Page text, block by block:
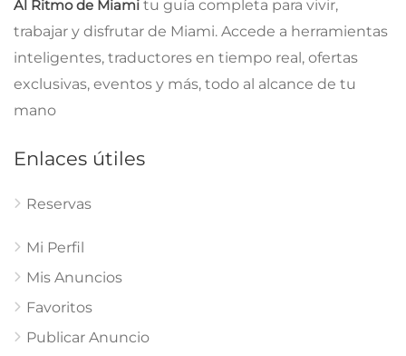
Al Ritmo de Miami tu guía completa para vivir,
trabajar y disfrutar de Miami. Accede a herramientas
inteligentes, traductores en tiempo real, ofertas
exclusivas, eventos y más, todo al alcance de tu
mano
Enlaces útiles
Reservas
Mi Perfil
Mis Anuncios
Favoritos
Publicar Anuncio